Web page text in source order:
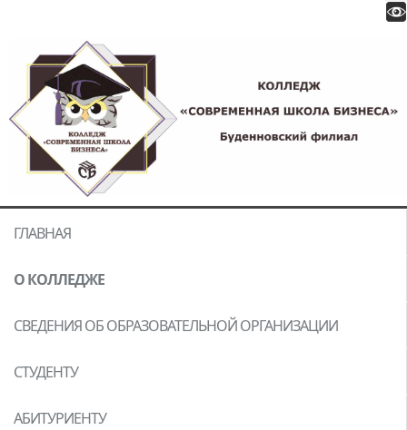
ГЛАВНАЯ
О КОЛЛЕДЖЕ
СВЕДЕНИЯ ОБ ОБРАЗОВАТЕЛЬНОЙ ОРГАНИЗАЦИИ
СТУДЕНТУ
АБИТУРИЕНТУ